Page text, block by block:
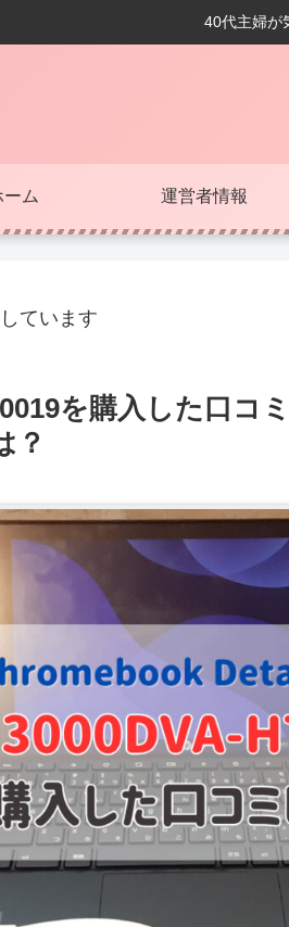
40代主婦が
ーム 運営者情報
ています
を購入した口コ
？